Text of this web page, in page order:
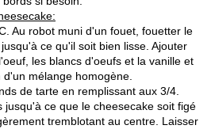
Au robot muni d'un fouet, fouetter le
ce qu'il soit bien lisse. Ajouter
les blancs d'oeufs et la vanille et
mélange homogène.
de tarte en remplissant aux 3/4.
jusqu'à ce que le cheesecake soit figé
tremblotant au centre. Laisser